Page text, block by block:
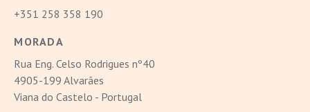
+351 258 358 190
MORADA
Rua Eng. Celso Rodrigues nº40
4905-199 Alvarães
Viana do Castelo - Portugal